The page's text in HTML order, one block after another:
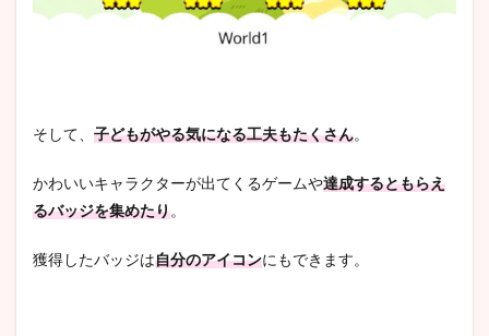
そして、 子どもがやる気になる工夫もたくさん。
かわいいキャラクターが出てくるゲームや達成するともらえ
るバッジを集めたり。
獲得したバッジは自分のアイコンにもできます。